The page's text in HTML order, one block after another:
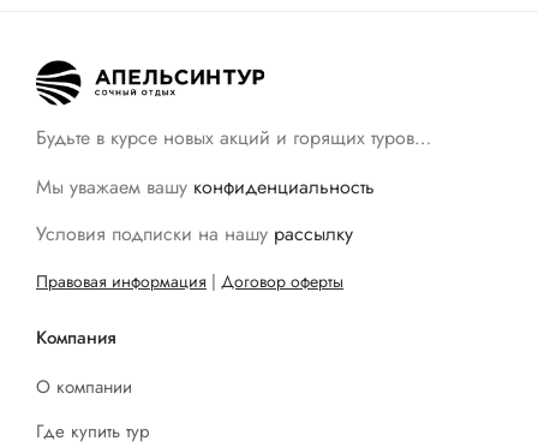
Будьте в курсе новых акций и горящих туров…
Мы уважаем вашу конфиденциальность
Условия подписки на нашу рассылку
Правовая информация | Договор оферты
Компания
О компании
Где купить тур